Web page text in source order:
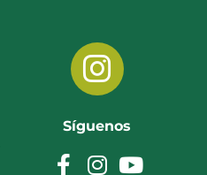
Síguenos